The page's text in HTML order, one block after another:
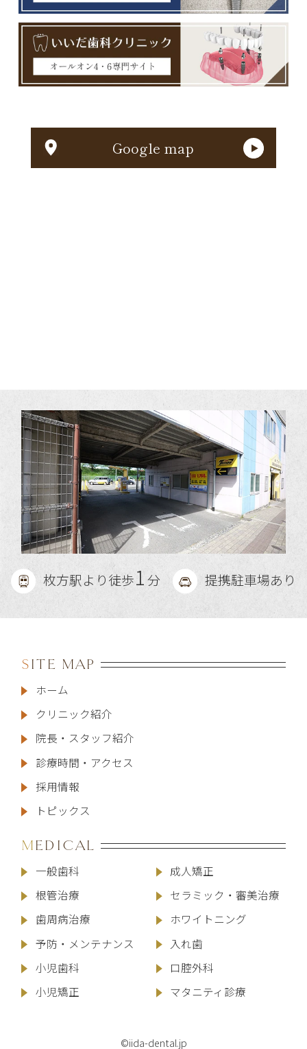
Google map
枚方駅より徒歩1分 提携駐車場あり
SITE MAP
ホーム
クリニック紹介
院長・スタッフ紹介
診療時間・アクセス
採用情報
トピックス
MEDICAL
一般歯科
根管治療
歯周病治療
予防・メンテナンス
小児歯科
小児矯正
成人矯正
セラミック・審美治療
ホワイトニング
入れ歯
口腔外科
マタニティ診療
©iida-dental.jp